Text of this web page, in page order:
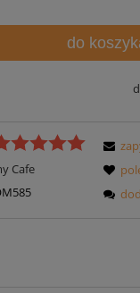
do
Cafe